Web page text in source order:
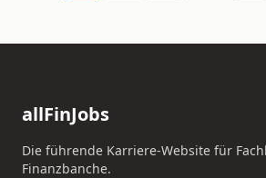
allFinJobs
Die führende Karriere-Website für
Finanzbanche.